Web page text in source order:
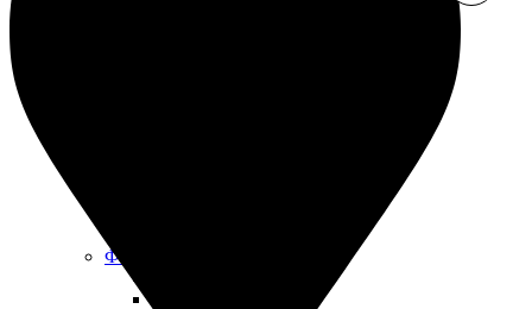
Фото в рамке